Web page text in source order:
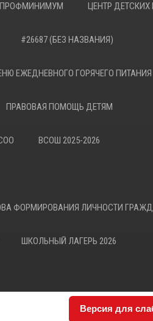
ПРОФМИНИМУМ ЦЕНТР
#26687 (БЕЗ НАЗВАНИЯ)
ЕЖЕДНЕВНОГО ГОРЯЧЕГО ПИТАНИЯ
ПРАВОВАЯ ПОМОЩЬ ДЕТЯМ
ВСОШ 2025-2026
ФОРМИРОВАНИЯ ЛИЧНОСТИ
ШКОЛЬНЫЙ ЛАГЕРЬ 2026
Версия для